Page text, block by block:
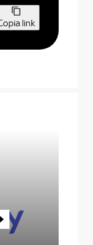
link